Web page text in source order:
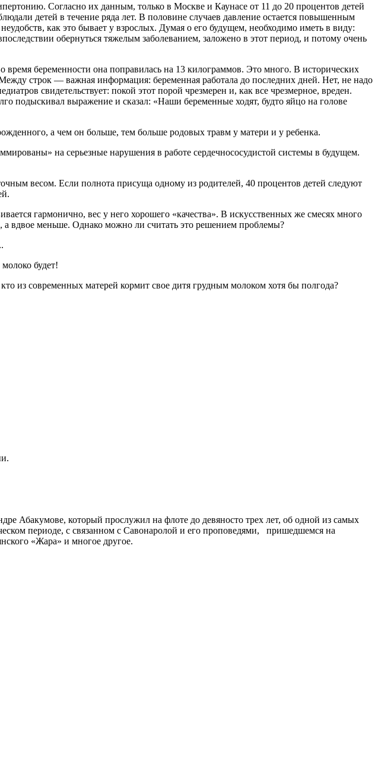
Согласно их данным, только в Москве и Каунасе от 11 до 20 процентов детей
детей в течение ряда лет. В половине случаев давление остается повышенным
как это бывает у взрослых. Думая о его будущем, необходимо иметь в виду:
обернуться тяжелым заболеванием, заложено в этот период, и потому очень
беременности она поправилась на 13 килограммов. Это много. В исторических
строк — важная информация: беременная работала до последних дней. Нет, не надо
свидетельствует: покой этот порой чрезмерен и, как все чрезмерное, вреден.
подыскивал выражение и сказал: «Наши беременные ходят, будто яйцо на голове
а чем он больше, тем больше родовых травм у матери и у ребенка.
на серьезные нарушения в работе сердечнососудистой системы в будущем.
весом. Если полнота присуща одному из родителей, 40 процентов детей следуют
гармонично, вес у него хорошего «качества». В искусственных же смесях много
а вдвое меньше. Однако можно ли считать это решением проблемы?
будет!
из современных матерей кормит свое дитя грудным молоком хотя бы полгода?
Абакумове, который прослужил на флоте до девяносто трех лет, об одной из самых
периоде, с связанном с Савонаролой и его проповедями, пришедшемся на
«Жара» и многое другое.